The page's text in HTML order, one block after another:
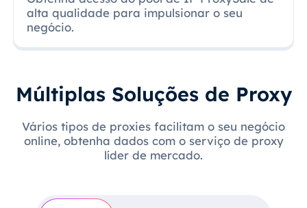
alta qualidade para impulsionar o seu
negócio.
Múltiplas Soluções de Proxy
Vários tipos de proxies facilitam o seu negócio
online, obtenha dados com o serviço de proxy
líder de mercado.